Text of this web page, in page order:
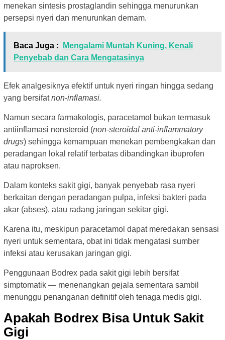
menekan sintesis prostaglandin sehingga menurunkan
persepsi nyeri dan menurunkan demam.
Baca Juga :
Mengalami Muntah Kuning, Kenali
Penyebab dan Cara Mengatasinya
Efek analgesiknya efektif untuk nyeri ringan hingga sedang
yang bersifatnon-inflamasi.
Namun secara farmakologis, paracetamol bukan termasuk
antiinflamasi nonsteroid (non-steroidal anti-inflammatory
drugs) sehingga kemampuan menekan pembengkakan dan
peradangan lokal relatif terbatas dibandingkan ibuprofen
atau naproksen.
Dalam konteks sakit gigi, banyak penyebab rasa nyeri
berkaitan dengan peradangan pulpa, infeksi bakteri pada
akar (abses), atau radang jaringan sekitar gigi.
Karena itu, meskipun paracetamol dapat meredakan sensasi
nyeri untuk sementara, obat ini tidak mengatasi sumber
infeksi atau kerusakan jaringan gigi.
Penggunaan Bodrex pada sakit gigi lebih bersifat
simptomatik — menenangkan gejala sementara sambil
menunggu penanganan definitif oleh tenaga medis gigi.
Apakah Bodrex Bisa Untuk Sakit
Gigi